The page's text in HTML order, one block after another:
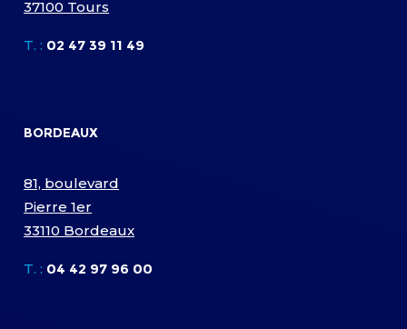
37100 Tours
T. : 02 47 39 11 49
BORDEAUX
81, boulevard
Pierre 1er
33110 Bordeaux
T. : 04 42 97 96 00